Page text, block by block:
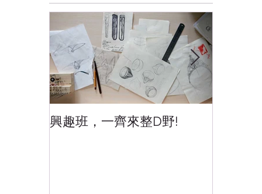
興趣班，一齊來整D野!